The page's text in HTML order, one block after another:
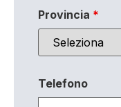
Provincia *
Telefono